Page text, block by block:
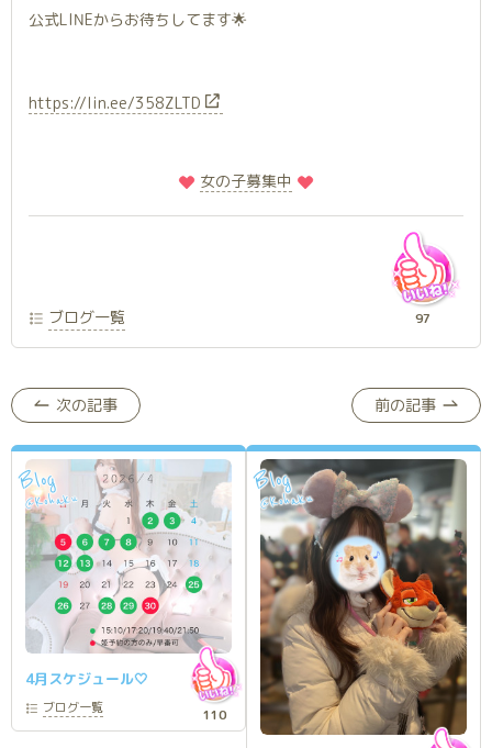
公式LINEからお待ちしてます🌟
https://lin.ee/358ZLTD
️女の子募集中
ブログ一覧 97
次の記事
Blog
@Kohaku
4月スケジュール🤍
ブログ一覧 110
前の記事
Blog
@Kohaku